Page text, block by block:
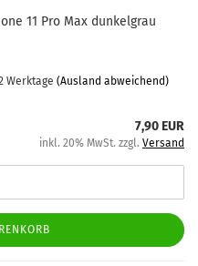
11 Pro Max dun­kel­grau
Werktage (Ausland abweichend)
7,90 EUR
inkl. 20% MwSt. zzgl. Versand